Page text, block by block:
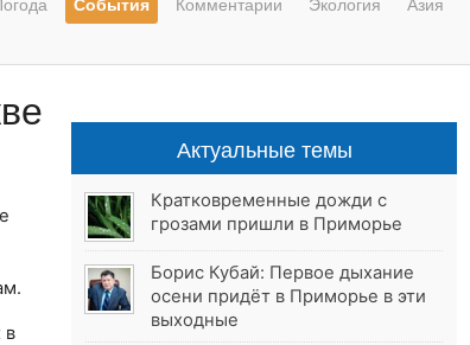
в
Актуальные темы
Кратковременные дожди с
грозами пришли в Приморье
Борис Кубай: Первое дыхание
осени придёт в Приморье в эти
выходные